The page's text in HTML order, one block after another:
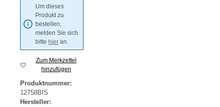
Um dieses
Produkt zu
bestellen,
melden Sie sich
bitte hier an.
Zum Merkzettel
hinzufügen
Produktnummer:
12758BIS
Hersteller: